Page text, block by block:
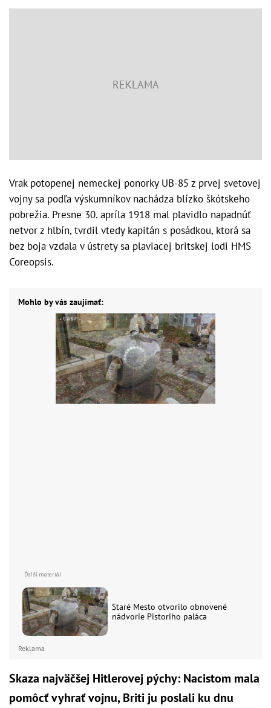
Vrak potopenej nemeckej ponorky UB-85 z prvej svetovej
vojny sa podľa výskumníkov nachádza blízko škótskeho
pobrežia. Presne 30. apríla 1918 mal plavidlo napadnúť
netvor z hlbín, tvrdil vtedy kapitán s posádkou, ktorá sa
bez boja vzdala v ústrety sa plaviacej britskej lodi HMS
Coreopsis.
Mohlo by vás zaujímať:
Staré Mesto otvorilo obnovené
nádvorie Pistoriho paláca
Reklama
Skaza najväčšej Hitlerovej pýchy: Nacistom mala
pomôcť vyhrať vojnu, Briti ju poslali ku dnu